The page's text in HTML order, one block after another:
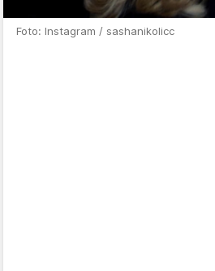
Foto: Instagram / sashanikolicc